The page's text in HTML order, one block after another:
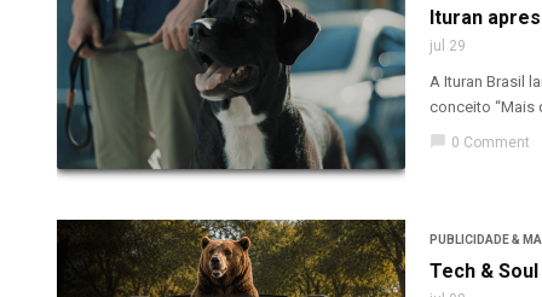
Ituran
jul 29
A Ituran Brasil
conceito “Mais
chat_bubble 0 Comment
PUBLICIDADE &
Tech &